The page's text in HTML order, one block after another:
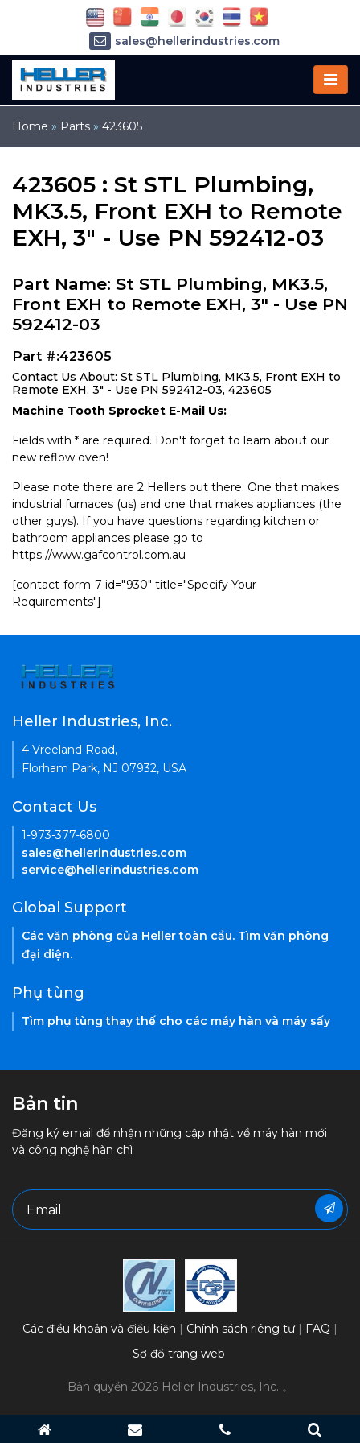
Home » Parts » 423605
423605 : St STL Plumbing,
MK3.5, Front EXH to Remote
EXH, 3" - Use PN 592412-03
Part Name: St STL Plumbing, MK3.5,
Front EXH to Remote EXH, 3" - Use PN
592412-03
Part #:423605
Contact Us About: St STL Plumbing, MK3.5, Front EXH to
Remote EXH, 3" - Use PN 592412-03, 423605
Machine Tooth Sprocket E-Mail Us:
Fields with * are required. Don't forget to learn about our
new reflow oven!
Please note there are 2 Hellers out there. One that makes
industrial furnaces (us) and one that makes appliances (the
other guys). If you have questions regarding kitchen or
bathroom appliances please go to
https://www.gafcontrol.com.au
[contact-form-7 id="930" title="Specify Your
Requirements"]
sales@hellerindustries.com
service@hellerindustries.com
Heller Industries, Inc.
4 Vreeland Road,
Florham Park, NJ 07932, USA
Contact Us
1-973-377-6800
sales@hellerindustries.com
service@hellerindustries.com
Global Support
Các văn phòng của Heller toàn cầu. Tìm văn phòng
đại diện.
Phụ tùng
Tìm phụ tùng thay thế cho các máy hàn và máy sấy
Bản tin
Đăng ký email để nhận những cập nhật về máy hàn mới
và công nghệ hàn chì
Các điều khoản và điều kiện Chính sách riêng tư
FAQ
Sơ đồ trang web
Bản quyền 2026 Heller Industries, Inc. 。